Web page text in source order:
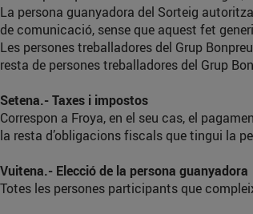
La persona guanyadora del Sorteig
de comunicació, sense que aquest fet
Les persones treballadores del Grup
resta de persones treballadores del Grup
Setena.- Taxes i impostos
Correspon a Froya, en el seu cas, el
la resta d’obligacions fiscals que tingui la
Vuitena.- Elecció de la persona guanyadora
Totes les persones participants que